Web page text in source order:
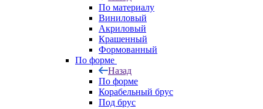
По материалу
Виниловый
Акриловый
Крашенный
Формованный
По форме
Назад
По форме
Корабельный брус
Под брус